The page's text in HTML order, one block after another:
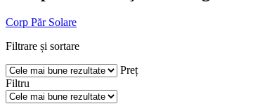
Corp Păr Solare
Filtrare și sortare
Preț
Filtru